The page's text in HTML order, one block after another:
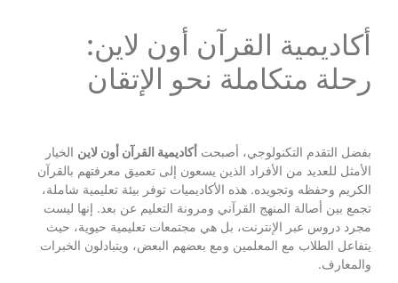
أكاديمية القرآن أون لاين:
رحلة متكاملة نحو الإتقان
بفضل التقدم التكنولوجي، أصبحت أكاديمية القرآن أون لاين الخيار
الأمثل للعديد من الأفراد الذين يسعون إلى تعميق معرفتهم بالقرآن
الكريم وحفظه وتجويده. هذه الأكاديميات توفر بيئة تعليمية شاملة،
تجمع بين أصالة المنهج القرآني ومرونة التعليم عن بعد. إنها ليست
مجرد دروس عبر الإنترنت، بل هي مجتمعات تعليمية حيوية، حيث
يتفاعل الطلاب مع المعلمين ومع بعضهم البعض، ويتبادلون الخبرات
والمعارف.